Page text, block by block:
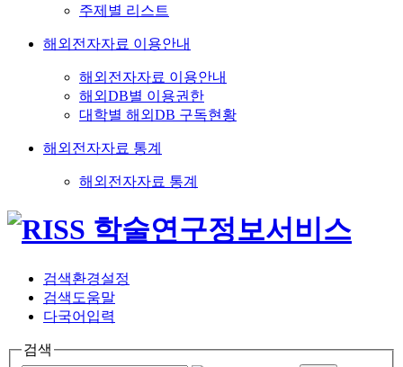
주제별 리스트
해외전자자료 이용안내
해외전자자료 이용안내
해외DB별 이용권한
대학별 해외DB 구독현황
해외전자자료 통계
해외전자자료 통계
검색환경설정
검색도움말
다국어입력
검색